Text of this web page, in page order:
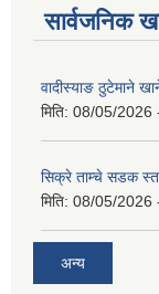
सार्वजनिक
वादीस्याङ ठुटेमाने
मिति: 08/05/2026
सिक्रे ताम्चे सडक
मिति: 08/05/2026
अन्य